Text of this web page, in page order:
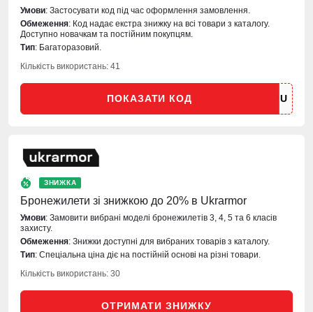
Умови: Застосувати код під час оформлення замовлення.
Обмеження: Код надає екстра знижку на всі товари з каталогу.
Доступно новачкам та постійним покупцям.
Тип: Багаторазовий.
Кількість використань: 41
ПОКАЗАТИ КОД
ЗНИЖКА
Бронежилети зі знижкою до 20% в Ukrarmor
Умови: Замовити вибрані моделі бронежилетів 3, 4, 5 та 6 класів
захисту.
Обмеження: Знижки доступні для вибраних товарів з каталогу.
Тип: Спеціальна ціна діє на постійній основі на різні товари.
Кількість використань: 30
ОТРИМАТИ ЗНИЖКУ